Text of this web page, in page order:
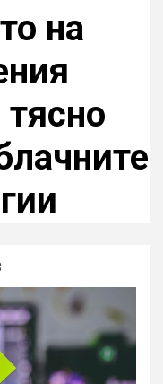
на
тясно